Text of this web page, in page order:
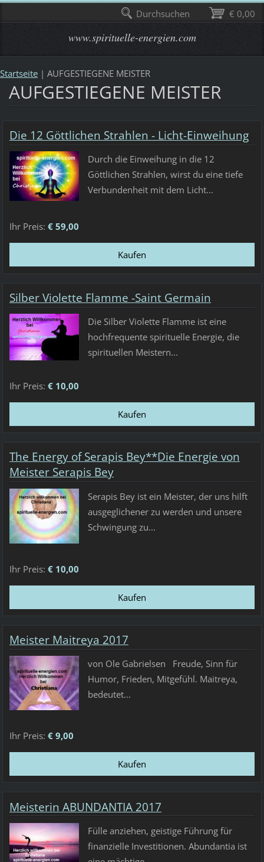
www.spirituelle-energien.com
Startseite | AUFGESTIEGENE MEISTER
AUFGESTIEGENE MEISTER
Die 12 Göttlichen Strahlen - Licht-Einweihung
Durch die Einweihung in die 12
Göttlichen Strahlen, wirst du eine tiefe
Verbundenheit mit dem Licht...
Ihr Preis: € 59,00
Silber Violette Flamme -Saint Germain
Die Silber Violette Flamme ist eine
hochfrequente spirituelle Energie, die
spirituellen Meistern...
Ihr Preis: € 10,00
The Energy of Serapis Bey**Die Energie von
Meister Serapis Bey
Serapis Bey ist ein Meister, der uns hilft
ausgeglichener zu werden und unsere
Schwingung zu...
Ihr Preis: € 10,00
Meister Maitreya 2017
von Ole Gabrielsen Freude, Sinn für
Humor, Frieden, Mitgefühl. Maitreya,
bedeutet...
Ihr Preis: € 9,00
Meisterin ABUNDANTIA 2017
Fülle anziehen, geistige Führung für
finanzielle Investitionen. Abundantia ist
€ 0,00
Durchsuchen